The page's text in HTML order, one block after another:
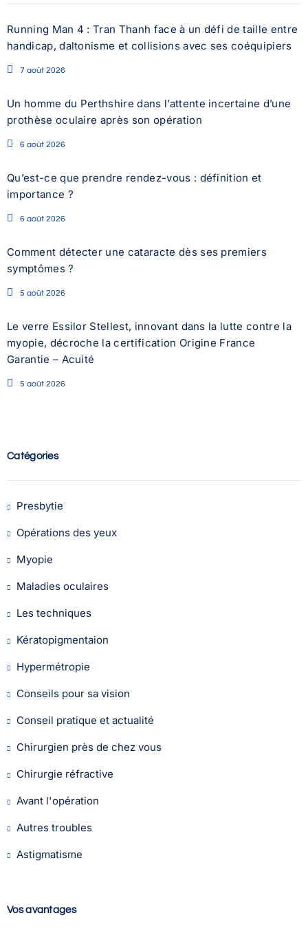
Running Man 4 : Tran Thanh face à un défi de taille entre
handicap, daltonisme et collisions avec ses coéquipiers
7 août 2026
Un homme du Perthshire dans l’attente incertaine d’une
prothèse oculaire après son opération
6 août 2026
Qu’est-ce que prendre rendez-vous : définition et
importance ?
6 août 2026
Comment détecter une cataracte dès ses premiers
symptômes ?
5 août 2026
Le verre Essilor Stellest, innovant dans la lutte contre la
myopie, décroche la certification Origine France
Garantie – Acuité
5 août 2026
Catégories
Presbytie
Opérations des yeux
Myopie
Maladies oculaires
Les techniques
Kératopigmentaion
Hypermétropie
Conseils pour sa vision
Conseil pratique et actualité
Chirurgien près de chez vous
Chirurgie réfractive
Avant l'opération
Autres troubles
Astigmatisme
Vos avantages